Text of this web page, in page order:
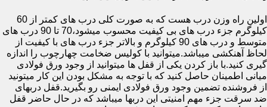
اولین راه وزن درب هست که به صورت کلی درب های کمتر از 60
کیلوگرم جزء درب های بی کیفیت محسوب میشود،70 تا 90 درب های
متوسط و درب های 90 کیلوگرم و بالاتر جزء درب های با کیفیت از
لحاظ آهنکشی میباشد.میتوانید با کولیس ضخامت چهارچوب را اندازه
گیری کنید.با باز کردن یکی از قفل ها میتوانید از وجود ورق فولادی
میانی اطمینان حاصل کنید که با توجه به مشکل بودن این کار میتونید
از فروشنده تضمین وجود ورق فولادی ایمنی رو بگیرید.قفل دربهای
ضد سرقت جزء مهم امنیتی این دربها میباشد که در حال حاضر قفل